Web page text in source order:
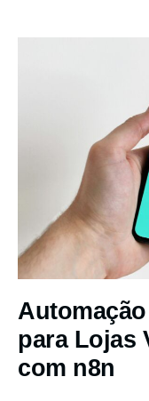
para Lojas
com n8n